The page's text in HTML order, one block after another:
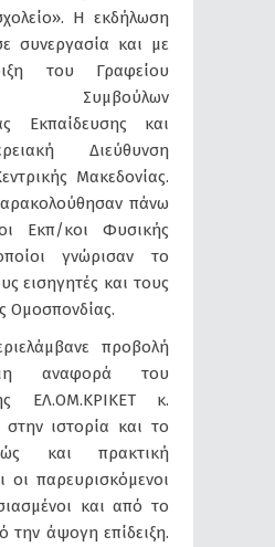
Η εκδήλωση
συνεργασία και με
του Γραφείου
Συμβούλων
Εκπαίδευσης και
Διεύθυνση
Μακεδονίας.
πάνω
Εκπ/κοι Φυσικής
γνώρισαν το
εισηγητές και τους
Ομοσπονδίας.
προβολή
αναφορά του
ΕΛ.ΟΜ.ΚΡΙΚΕΤ κ.
ιστορία και το
και πρακτική
οι παρευρισκόμενοι
και από το
την άψογη επίδειξη.